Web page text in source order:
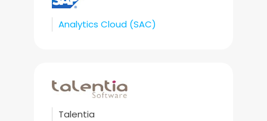
Analytics Cloud (SAC)
Talentia